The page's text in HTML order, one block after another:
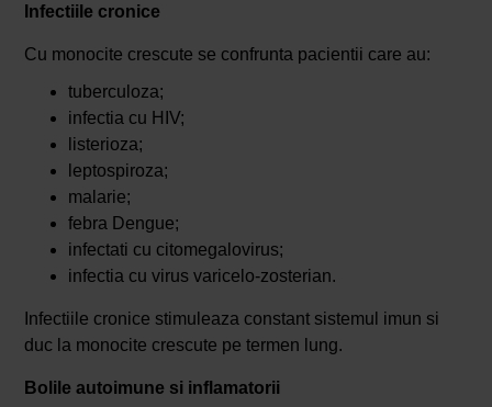
Infectiile cronice
Cu monocite crescute se confrunta pacientii care au:
tuberculoza;
infectia cu HIV;
listerioza;
leptospiroza;
malarie;
febra Dengue;
infectati cu citomegalovirus;
infectia cu virus varicelo-zosterian.
Infectiile cronice stimuleaza constant sistemul imun si
duc la monocite crescute pe termen lung.
Bolile autoimune si inflamatorii